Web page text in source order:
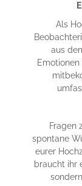
Als
aus
Fragen
spontane
eurer
braucht ihr